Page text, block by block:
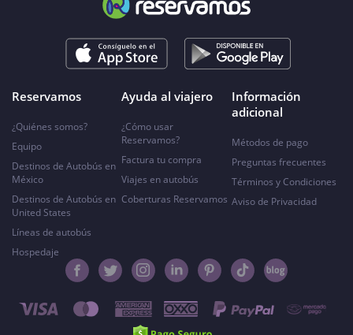
Reservamos
¿Quiénes somos?
Equipo
Destinos de Autobús en
México
Destinos de Autobús en
United States
Líneas de autobús
Hospedaje
Ayuda al viajero
¿Cómo usar
Reservamos?
Factura tu compra
Viajes en autobús
Coberturas Reservamos
Información
adicional
Métodos de pago
Preguntas frecuentes
Términos y Condiciones
Aviso de Privacidad